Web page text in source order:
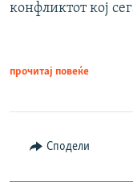
конфликтот кој
прочитај повеќе
Сподели